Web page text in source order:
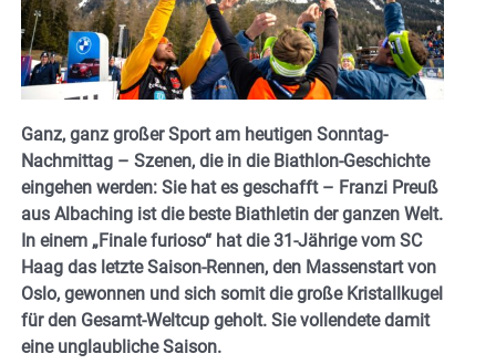
Ganz, ganz großer Sport am heutigen Sonntag-
Nachmittag – Szenen, die in die Biathlon-Geschichte
eingehen werden: Sie hat es geschafft – Franzi Preuß
aus Albaching ist die beste Biathletin der ganzen Welt.
In einem „Finale furioso“ hat die 31-Jährige vom SC
Haag das letzte Saison-Rennen, den Massenstart von
Oslo, gewonnen und sich somit die große Kristallkugel
für den Gesamt-Weltcup geholt. Sie vollendete damit
eine unglaubliche Saison.